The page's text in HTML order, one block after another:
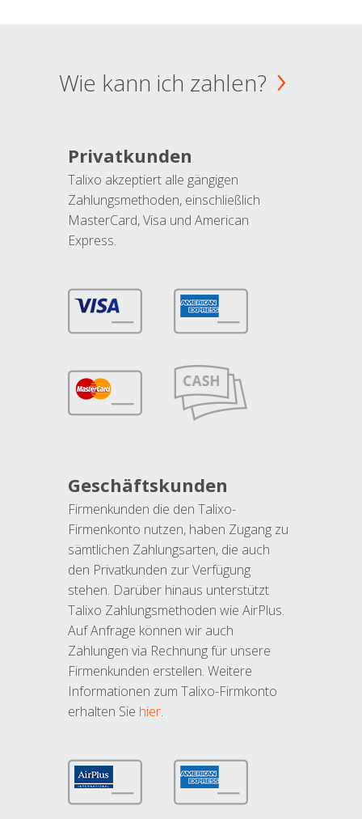
Wie kann ich zahlen?
Privatkunden
Talixo akzeptiert alle gängigen
Zahlungsmethoden, einschließlich
MasterCard, Visa und American
Express.
Geschäftskunden
Firmenkunden die den Talixo-
Firmenkonto nutzen, haben Zugang zu
sämtlichen Zahlungsarten, die auch
den Privatkunden zur Verfügung
stehen. Darüber hinaus unterstützt
Talixo Zahlungsmethoden wie AirPlus.
Auf Anfrage können wir auch
Zahlungen via Rechnung für unsere
Firmenkunden erstellen. Weitere
Informationen zum Talixo-Firmkonto
erhalten Sie hier.